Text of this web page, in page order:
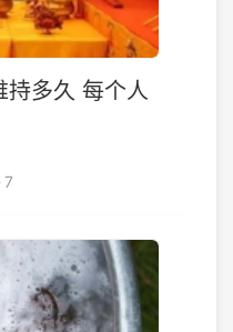
持多久 每个人
7